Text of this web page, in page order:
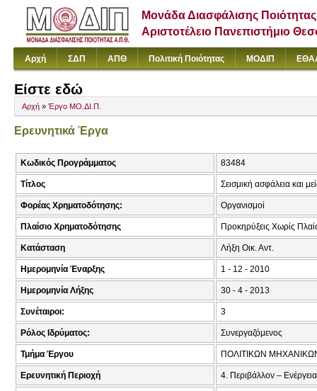
Μονάδα Διασφάλισης Ποιότητας
Αριστοτέλειο Πανεπιστήμιο
Αρχή ΣΔΠ ΑΠΘ Πολιτική Ποιότητας ΜΟΔΙΠ
Είστε εδώ
Αρχή » Έργο ΜΟ.ΔΙ.Π.
Ερευνητικά Έργα
Κωδικός Προγράμματος 83484
Τίτλος Σεισμική ασφάλεια και
Φορέας Χρηματοδότησης: Οργανισμοί
Πλαίσιο Χρηματοδότησης Προκηρύξεις Χωρίς
Κατάσταση Λήξη Οικ. Αντ.
Ημερομηνία Έναρξης 1 - 12 - 2010
Ημερομηνία Λήξης 30 - 4 - 2013
Συνέταιροι: 3
Ρόλος Ιδρύματος: Συνεργαζόμενος
Τμήμα Έργου ΠΟΛΙΤΙΚΩΝ
Ερευνητική Περιοχή 4. Περιβάλλον – Ενέργεια